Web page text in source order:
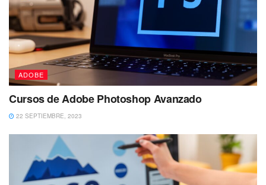
ADOBE
Cursos de Adobe Photoshop Avanzado
22 SEPTIEMBRE, 2023